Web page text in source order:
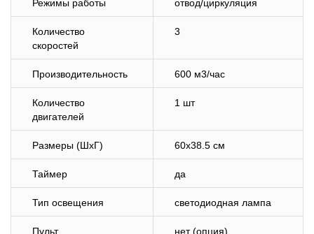
Режимы работы отвод/циркуляция
Количество
скоростей
3
Производительность 600 м3/час
Количество
двигателей
1 шт
Размеры (ШхГ) 60х38.5 см
Таймер да
Тип освещения светодиодная лампа
Пульт нет (опция)